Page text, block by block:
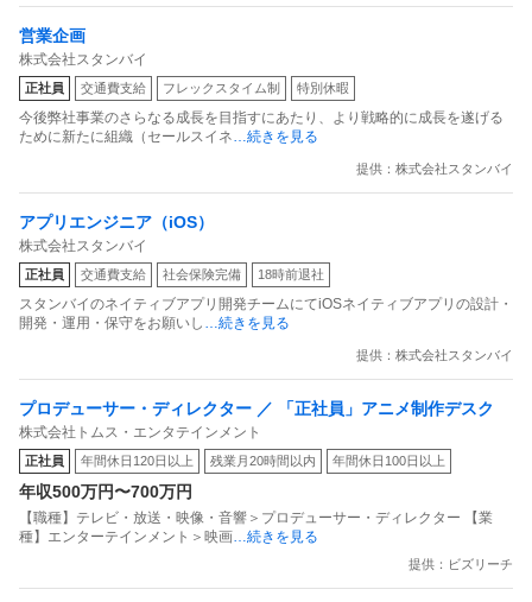
営業企画
株式会社スタンバイ
正社員 交通費支給 フレックスタイム制 特別休暇
今後弊社事業のさらなる成長を目指すにあたり、より戦略的に成長を遂げる
ために新たに組織（セールスイネ…続きを見る
提供：株式会社スタンバイ
アプリエンジニア（iOS）
株式会社スタンバイ
正社員 交通費支給 社会保険完備 18時前退社
スタンバイのネイティブアプリ開発チームにてiOSネイティブアプリの設計・
開発・運用・保守をお願いし …続きを見る
提供：株式会社スタンバイ
プロデューサー・ディレクター ／ 「正社員」アニメ制作デスク
株式会社トムス・エンタテインメント
正社員 年間休日120日以上 残業月20時間以内 年間休日100日以上
年収500万円〜700万円
【職種】テレビ・放送・映像・音響＞プロデューサー・ディレクター 【業
種】エンターテインメント＞映画…続きを見る
提供：ビズリーチ